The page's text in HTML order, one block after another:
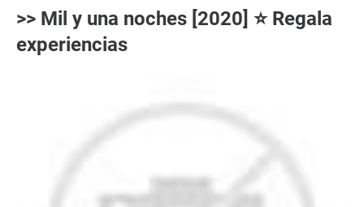
>> Mil y una noches [2020] ⭐ Regala
experiencias